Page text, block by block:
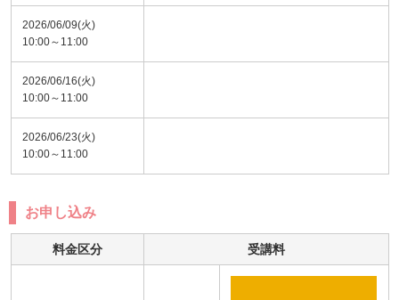
2026/06/09(火)
10:00～11:00
2026/06/16(火)
10:00～11:00
2026/06/23(火)
10:00～11:00
お申し込み
料金区分 受講料